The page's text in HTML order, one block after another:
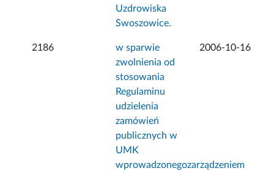
Uzdrowiska
Swoszowice.
2186
w sparwie
zwolnienia od
stosowania
Regulaminu
udzielenia
zamówień
publicznych w
UMK
wprowadzonegozarządzeniem
2006-10-16